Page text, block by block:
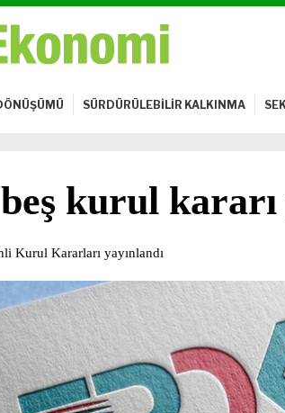
SÜRDÜRÜLEBİLİR KALKINMA
kurul kararı
Kurul Kararları yayınlandı